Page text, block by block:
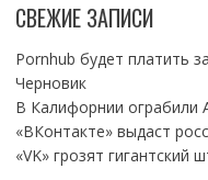
СВЕЖИЕ ЗАПИСИ
Pornhub будет платить
Черновик
В Калифорнии ограбили
«ВКонтакте» выдаст
«VK» грозят гигантский